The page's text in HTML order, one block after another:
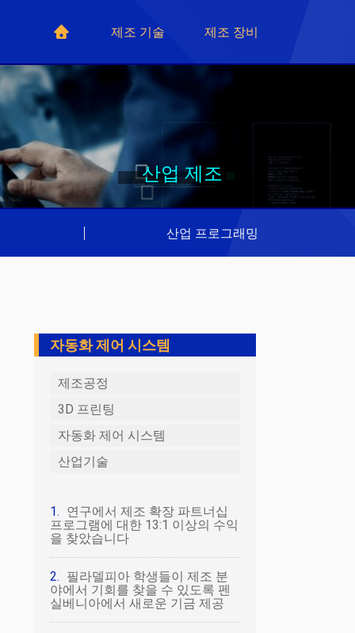
제조 기술 제조 장비
산업 제조
산업 프로그래밍
자동화 제어 시스템
제조공정
3D 프린팅
자동화 제어 시스템
산업기술
연구에서 제조 확장 파트너십
프로그램에 대한 13:1 이상의 수익
을 찾았습니다
필라델피아 학생들이 제조 분
야에서 기회를 찾을 수 있도록 펜
실베니아에서 새로운 기금 제공